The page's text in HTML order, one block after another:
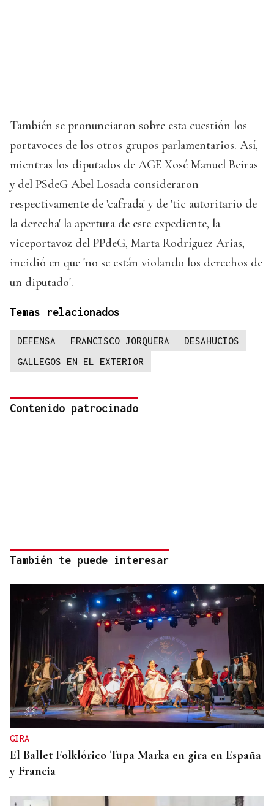
También se pronunciaron sobre esta cuestión los
portavoces de los otros grupos parlamentarios. Así,
mientras los diputados de AGE Xosé Manuel Beiras
y del PSdeG Abel Losada consideraron
respectivamente de 'cafrada' y de 'tic autoritario de
la derecha' la apertura de este expediente, la
viceportavoz del PPdeG, Marta Rodríguez Arias,
incidió en que 'no se están violando los derechos de
un diputado'.
Temas relacionados
DEFENSA FRANCISCO JORQUERA
DESAHUCIOS
GALLEGOS EN EL EXTERIOR
Contenido patrocinado
También te puede interesar
GIRA
El Ballet Folklórico Tupa Marka en gira en España
y Francia